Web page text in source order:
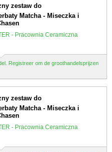
zestaw do
Matcha - Miseczka i
- Pracownia Ceramiczna
Registreer om de groothandelsprijzen
zestaw do
Matcha - Miseczka i
- Pracownia Ceramiczna